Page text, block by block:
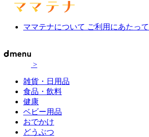
ママテナについて ご利用にあたって
>
雑貨・日用品
食品・飲料
健康
ベビー用品
おでかけ
どうぶつ